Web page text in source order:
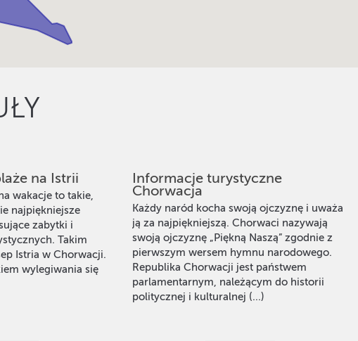
na Istrii
wakacje to takie,
najpiękniejsze
zabytki i
Takim
Istria w Chorwacji.
wylegiwania się
Informacje turystyczne
Chorwacja
Każdy naród kocha swoją ojczyznę i uważa
ją za najpiękniejszą. Chorwaci nazywają
swoją ojczyznę „Piękną Naszą” zgodnie z
pierwszym wersem hymnu narodowego.
Republika Chorwacji jest państwem
parlamentarnym, należącym do historii
politycznej i kulturalnej (...)